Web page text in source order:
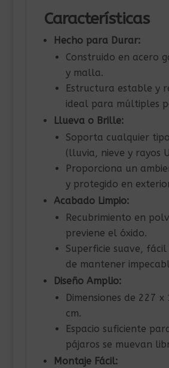
Características
Hecho para Durar:
Construido en acero
y malla.
Estructura estable y
ideal para múltiples
Llueva o Brille:
Soporta cualquier
(lluvia, nieve y rayos
Proporciona un
y protegido en
Acabado Limpio:
Recubrimiento en
previene el óxido.
Superficie suave,
de mantener
Diseño Amplio:
Dimensiones de 227 x
cm.
Espacio suficiente
pájaros se muevan
Montaje Fácil: